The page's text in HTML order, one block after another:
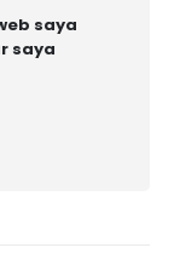
saya
saya